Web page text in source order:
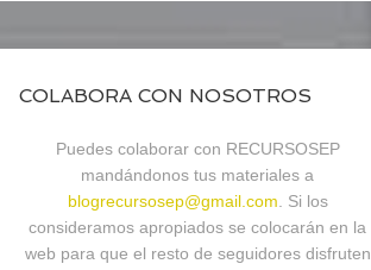
COLABORA CON NOSOTROS
Puedes colaborar con RECURSOSEP
mandándonos tus materiales a
blogrecursosep@gmail.com . Si los
consideramos apropiados se colocarán en la
web para que el resto de seguidores disfruten